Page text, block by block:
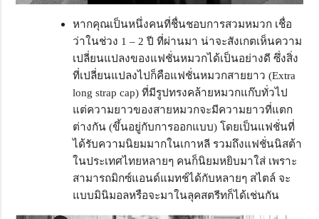
หากคุณเป็นหนึ่งคนที่ชื่นชอบการสวมหมวก เชื่อ
ว่าในช่วง 1 – 2 ปี ที่ผ่านมา น่าจะสังเกตเห็นความ
เปลี่ยนแปลงของแฟชั่นหมวกได้เป็นอย่างดี ซึ่งสิ่ง
ที่เปลี่ยนแปลงไปก็คือแฟชั่นหมวกสายยาว (Extra
long strap cap) ที่มีรูปทรงคล้ายหมวกแก๊บทั่วไป
แต่ความยาวของสายหมวกจะมีความยาวที่แตก
ต่างกัน (ขึ้นอยู่กับการออกแบบ) โดยเป็นแฟชั่นที่
ได้รับความนิยมมากในเกาหลี รวมถึงแฟชั่นนิสต้า
ในประเทศไทยหลายๆ คนก็นิยมหยิบมาใส่ เพราะ
สามารถมิกซ์แอนด์แมทช์ได้กับหลายๆ สไตล์ จะ
แบบมินิมอลหรือจะมาในลุคสตรีทก็ได้เช่นกัน